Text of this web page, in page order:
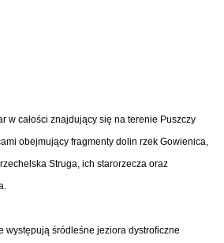
w całości znajdujący się na terenie Puszczy
obejmujący fragmenty dolin rzek Gowienica,
Struga, ich starorzecza oraz
występują śródleśne jeziora dystroficzne